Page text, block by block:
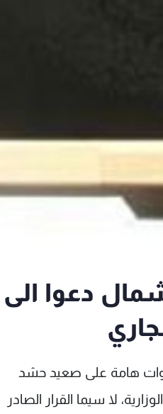
دعوا الى
هامة على صعيد حشد
لا سيما القرار الصادر